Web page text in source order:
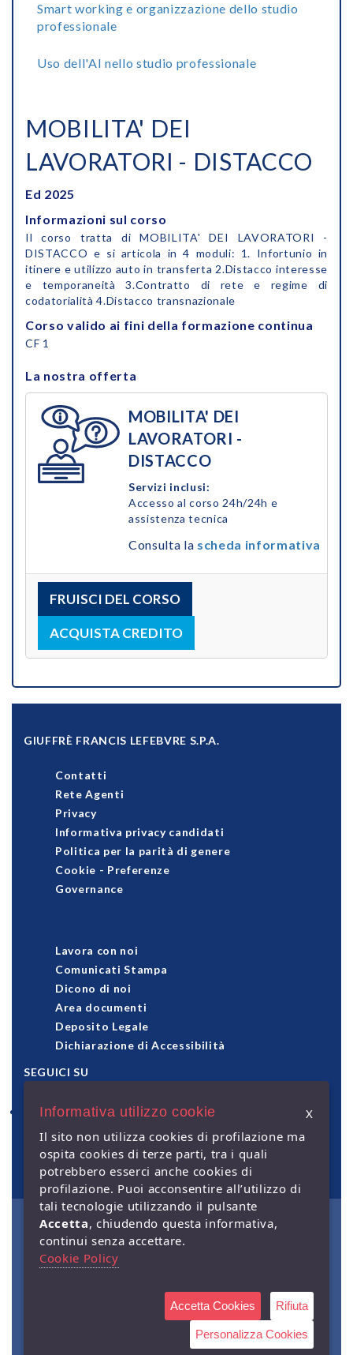
Smart working e organizzazione dello studio
professionale
Uso dell'AI nello studio professionale
MOBILITA' DEI
LAVORATORI - DISTACCO
Ed 2025
Informazioni sul corso
Il corso tratta di MOBILITA' DEI LAVORATORI -
DISTACCO e si articola in 4 moduli: 1. Infortunio in
itinere e utilizzo auto in transferta 2.Distacco interesse
e temporaneità 3.Contratto di rete e regime di
codatorialità 4.Distacco transnazionale
Corso valido ai fini della formazione continua
CF 1
La nostra offerta
MOBILITA' DEI
LAVORATORI -
DISTACCO
Servizi inclusi:
Accesso al corso 24h/24h e
assistenza tecnica
Consulta la scheda informativa
FRUISCI DEL CORSO
ACQUISTA CREDITO
GIUFFRÈ FRANCIS LEFEBVRE S.P.A.
Contatti
Rete Agenti
Privacy
Informativa privacy candidati
Politica per la parità di genere
Cookie - Preferenze
Governance
Lavora con noi
Comunicati Stampa
Dicono di noi
Area documenti
Deposito Legale
Dichiarazione di Accessibilità
SEGUICI SU
pagamenti accettati
© Giuffrè Francis Lefebvre
S.p.A. - Capitale Sociale €
socio unico. Società soggetta
alla direzione e coordinamento
di Lefebvre Sarrut Société
Anonyme |Governance|
Informativa utilizzo cookie
X
Il sito non utilizza cookies di profilazione ma
ospita cookies di terze parti, tra i quali
potrebbero esserci anche cookies di
profilazione. Puoi acconsentire all’utilizzo di
tali tecnologie utilizzando il pulsante
Accetta, chiudendo questa informativa,
continui senza accettare.
Cookie Policy
Accetta Cookies Rifiuta
Personalizza Cookies